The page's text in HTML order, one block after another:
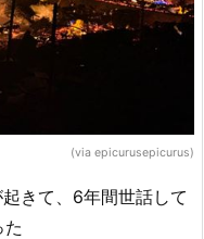
(via epicurusepicurus)
きて、6年間世話して